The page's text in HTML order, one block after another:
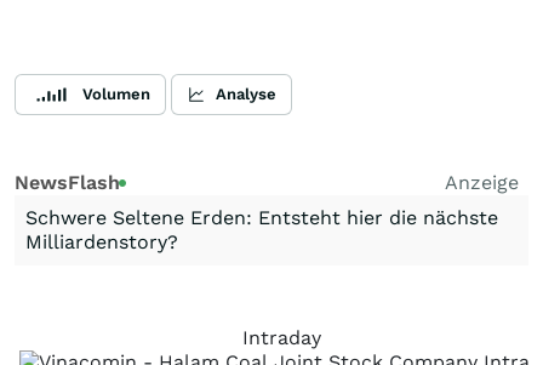
Volumen Analyse
NewsFlash
Anzeige
Schwere Seltene Erden: Entsteht hier die nächste
Milliardenstory?
Intraday